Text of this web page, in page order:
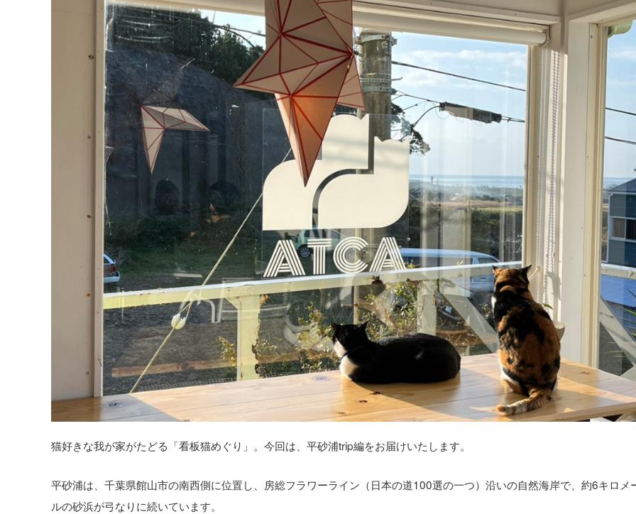
猫好きな我が家がたどる「看板猫めぐり」。今回は、平砂浦trip編をお届けいたします。
平砂浦は、千葉県館山市の南西側に位置し、房総フラワーライン（日本の道100選の一つ）沿いの自然海岸で、約6キロメ
ルの砂浜が弓なりに続いています。